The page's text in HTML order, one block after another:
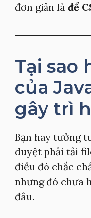
đơn giản là để
Tại sao
của
gây trì
Bạn hãy tưởng
duyệt phải tải
điều đó chắc
nhưng đó chưa
đâu.